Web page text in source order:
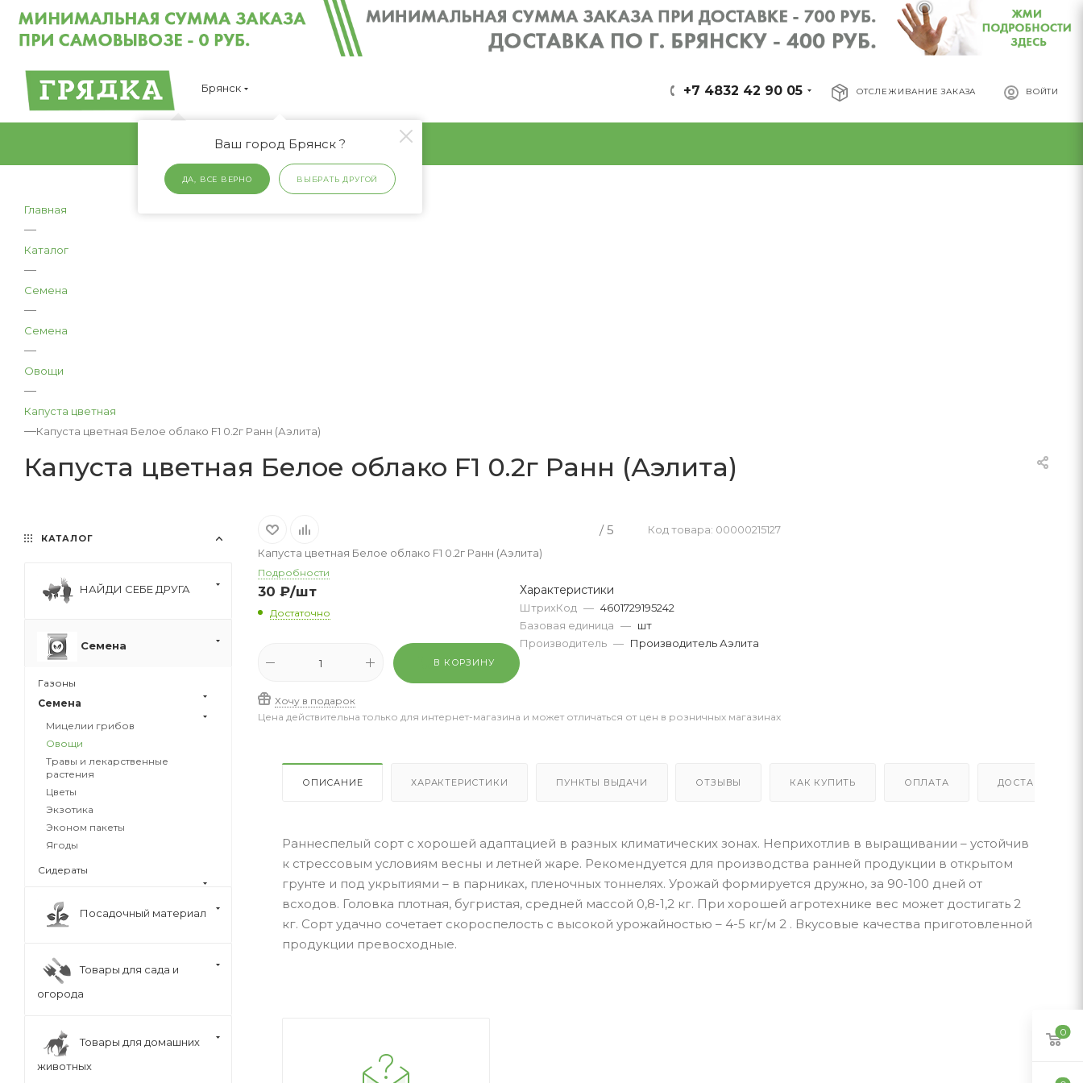
Брянск
Ваш город Брянск ?
ДА, ВСЕ ВЕРНО ВЫБРАТЬ ДРУГОЙ
ОТСЛЕЖИВАНИЕ ЗАКАЗА ВОЙТИ
+7 4832 42 90 05
Главная
—
Каталог
—
Семена
—
Семена
—
Овощи
—
Капуста цветная
—Капуста цветная Белое облако F1 0.2г Ранн (Аэлита)
Капуста цветная Белое облако F1 0.2г Ранн (Аэлита)
/ 5
Код товара: 00000215127
Капуста цветная Белое облако F1 0.2г Ранн (Аэлита)
Подробности
30 ₽/шт
Достаточно
В КОРЗИНУ
Хочу в подарок
Характеристики
ШтрихКод — 4601729195242
Базовая единица — шт
Производитель — Производитель Аэлита
Цена действительна только для интернет-магазина и может отличаться от цен в розничных магазинах
ОПИСАНИЕ ХАРАКТЕРИСТИКИ ПУНКТЫ ВЫДАЧИ ОТЗЫВЫ КАК КУПИТЬ ОПЛАТА ДОСТАВКА
Раннеспелый сорт с хорошей адаптацией в разных климатических зонах. Неприхотлив в выращивании – устойчив
к стрессовым условиям весны и летней жаре. Рекомендуется для производства ранней продукции в открытом
грунте и под укрытиями – в парниках, пленочных тоннелях. Урожай формируется дружно, за 90-100 дней от
всходов. Головка плотная, бугристая, средней массой 0,8-1,2 кг. При хорошей агротехнике вес может достигать 2
кг. Сорт удачно сочетает скороспелость с высокой урожайностью – 4-5 кг/м 2 . Вкусовые качества приготовленной
продукции превосходные.
КАТАЛОГ
НАЙДИ СЕБЕ ДРУГА
Семена
Газоны
Семена
Мицелии грибов
Овощи
Травы и лекарственные
растения
Цветы
Экзотика
Эконом пакеты
Ягоды
Сидераты
Посадочный материал
Товары для сада и
огорода
Товары для домашних
животных
0